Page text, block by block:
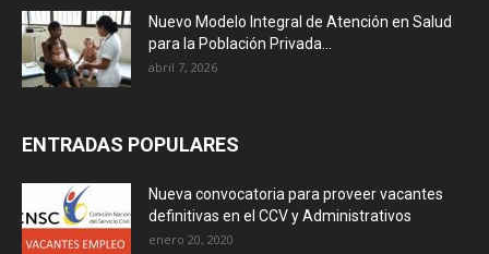
Nuevo Modelo Integral de Atención en Salud
para la Población Privada...
abril 7, 2026
ENTRADAS POPULARES
Nueva convocatoria para proveer vacantes
definitivas en el CCV y Administrativos
enero 20, 2020